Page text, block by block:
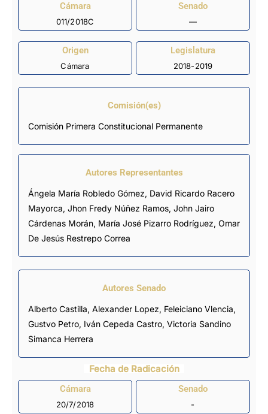
Cámara
011/2018C
Senado
—
Origen
Cámara
Legislatura
2018-2019
Comisión(es)
Comisión Primera Constitucional Permanente
Autores Representantes
Ángela María Robledo Gómez, David Ricardo Racero
Mayorca, Jhon Fredy Núñez Ramos, John Jairo
Cárdenas Morán, María José Pizarro Rodríguez, Omar
De Jesús Restrepo Correa
Autores Senado
Alberto Castilla, Alexander Lopez, Feleiciano Vlencia,
Gustvo Petro, Iván Cepeda Castro, Victoria Sandino
Simanca Herrera
Fecha de Radicación
Cámara
20/7/2018
Senado
-